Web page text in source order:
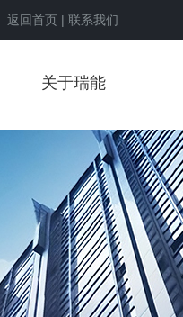
返回首页 | 联系我们
关于瑞能